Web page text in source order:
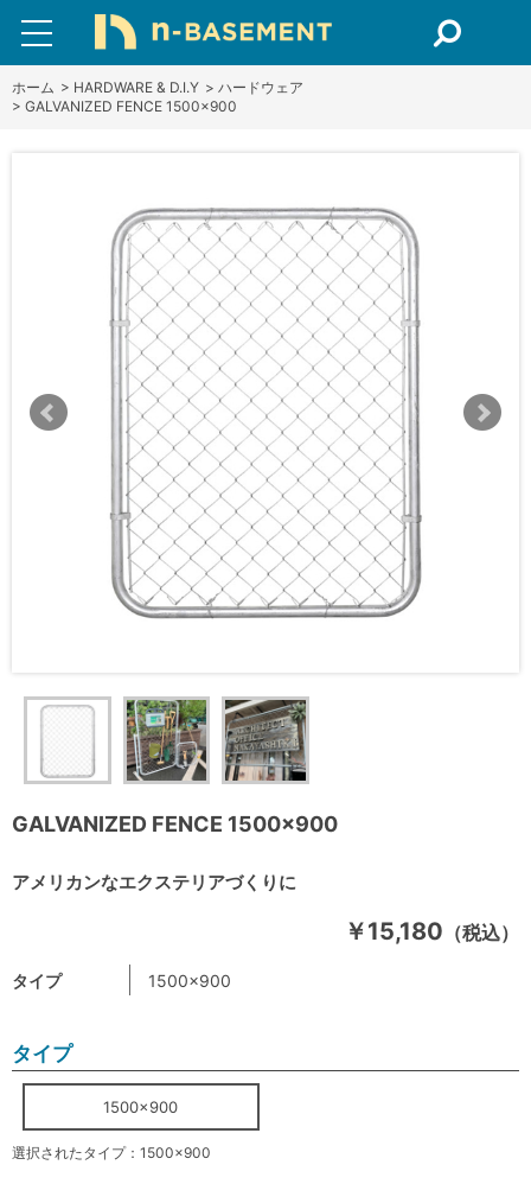
ホーム > HARDWARE & D.I.Y > ハードウェア
> GALVANIZED FENCE 1500×900
GALVANIZED FENCE 1500×900
アメリカンなエクステリアづくりに
￥15,180 （税込）
タイプ 1500×900
タイプ
1500×900
選択されたタイプ：1500×900